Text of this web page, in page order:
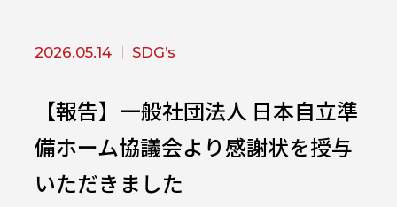
2026.05.14 SDG’s
【報告】一般社団法人 日本自立準
備ホーム協議会より感謝状を授与
いただきました